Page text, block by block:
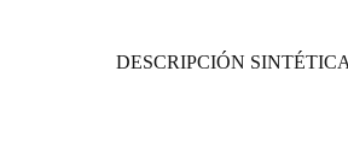
DESCRIPCIÓN